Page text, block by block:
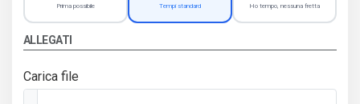
Prima possibile Tempi standard Ho tempo, nessuna fretta
ALLEGATI
Carica file